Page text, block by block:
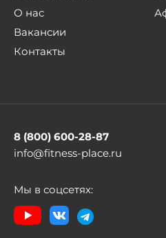
О нас
Вакансии
Контакты
8 (800) 600-28-87
info@fitness-place.ru
Мы в соцсетях: